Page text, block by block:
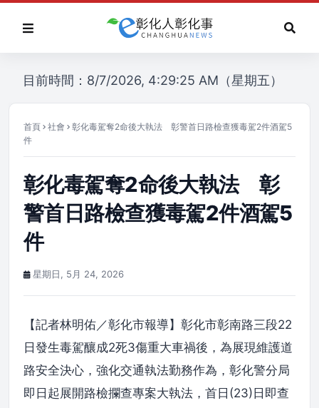
目前時間：8/7/2026, 4:29:25 AM（星期五）
首頁 社會
彰化毒駕奪2命後大執法 彰警首日路檢查獲毒駕2件酒駕5
件
彰化毒駕奪2命後大執法 彰
警首日路檢查獲毒駕2件酒駕5
件
星期日, 5月 24, 2026
【記者林明佑／彰化市報導】彰化市彰南路三段22
日發生毒駕釀成2死3傷重大車禍後，為展現維護道
路安全決心，強化交通執法勤務作為，彰化警分局
即日起展開路檢攔查專案大執法，首日(23)日即查